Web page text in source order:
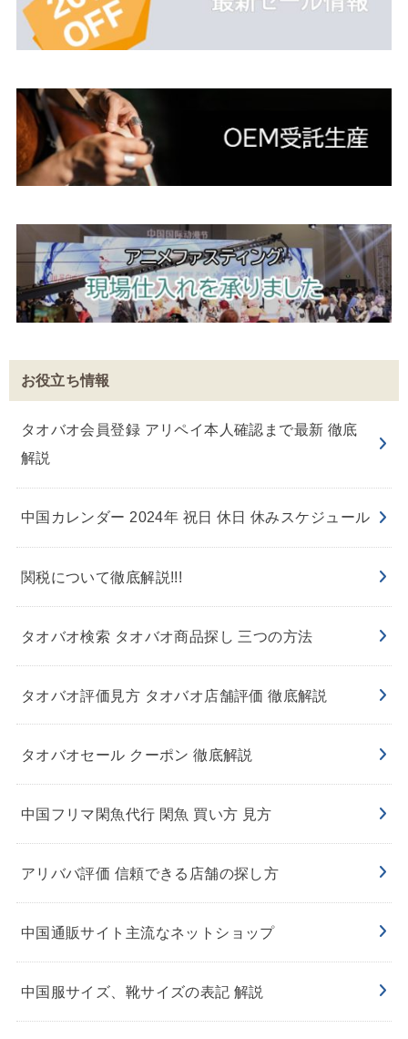
お役立ち情報
タオバオ会員登録 アリペイ本人確認まで最新 徹底
解説
中国カレンダー 2024年 祝日 休日 休みスケジュール
関税について徹底解説!!!
タオバオ検索 タオバオ商品探し 三つの方法
タオバオ評価見方 タオバオ店舗評価 徹底解説
タオバオセール クーポン 徹底解説
中国フリマ閑魚代行 閑魚 買い方 見方
アリババ評価 信頼できる店舗の探し方
中国通販サイト主流なネットショップ
中国服サイズ、靴サイズの表記 解説